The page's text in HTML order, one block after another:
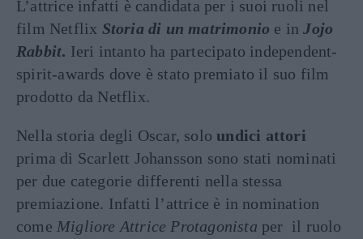
L’attrice infatti è candidata per i suoi ruoli nel
film Netflix Storia di un matrimonio e inJojo
Rabbit. Ieri intanto ha partecipato independent-
spirit-awards dove è stato premiato il suo film
prodotto da Netflix.
Nella storia degli Oscar, soloundici attori
prima di Scarlett Johansson sono stati nominati
per due categorie differenti nella stessa
premiazione. Infatti l’attrice è in nomination
come Migliore Attrice Protagonista per il ruolo